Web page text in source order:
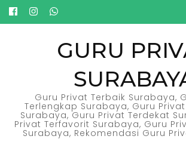
Lompat
ke
GURU
Guru Privat Terbaik Surabaya,
Terlengkap Surabaya, Guru
Surabaya, Guru Privat Terdekat
Privat Terfavorit Surabaya, Guru
Surabaya, Rekomendasi Guru